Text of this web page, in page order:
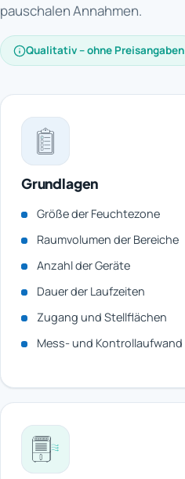
pauschalen Annahmen.
Qualitativ – ohne Preisangaben
Grundlagen
Größe der Feuchtezone
Raumvolumen der Bereiche
Anzahl der Geräte
Dauer der Laufzeiten
Zugang und Stellflächen
Mess- und Kontrollaufwand